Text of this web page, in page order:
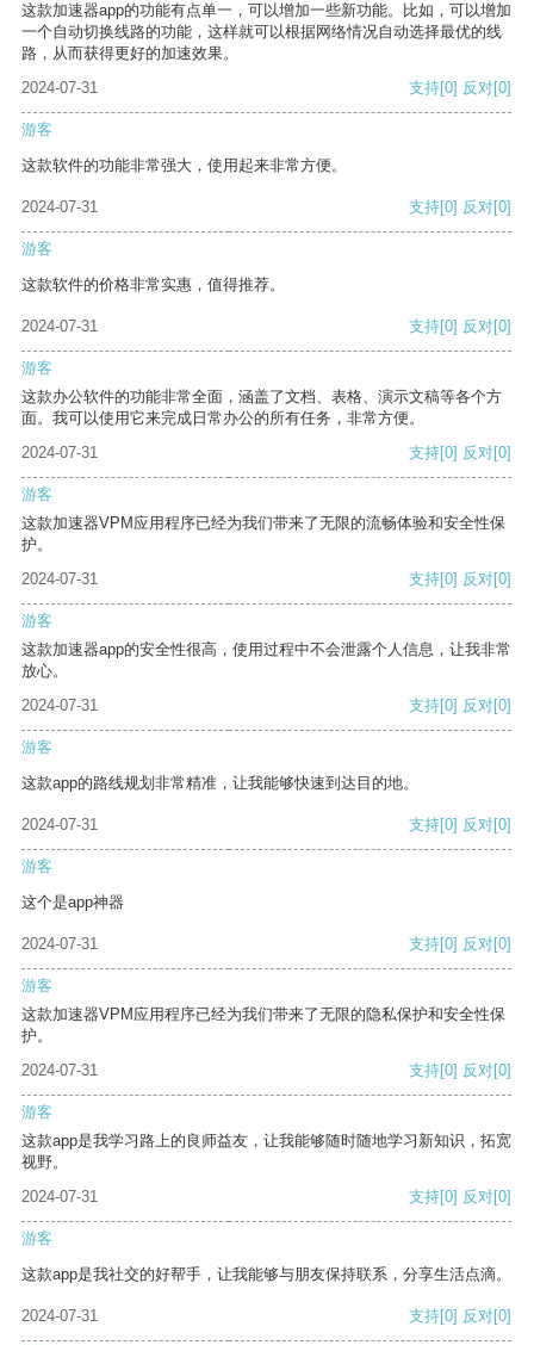
这款加速器app的功能有点单一，可以增加一些新功能。比如，可以增加
一个自动切换线路的功能，这样就可以根据网络情况自动选择最优的线
路，从而获得更好的加速效果。
2024-07-31
支持[0] 反对[0]
游客
这款软件的功能非常强大，使用起来非常方便。
2024-07-31 支持[0] 反对[0]
游客
这款软件的价格非常实惠，值得推荐。
2024-07-31 支持[0] 反对[0]
游客
这款办公软件的功能非常全面，涵盖了文档、表格、演示文稿等各个方
面。我可以使用它来完成日常办公的所有任务，非常方便。
2024-07-31
支持[0] 反对[0]
游客
这款加速器VPM应用程序已经为我们带来了无限的流畅体验和安全性保
护。
2024-07-31
支持[0] 反对[0]
游客
这款加速器app的安全性很高，使用过程中不会泄露个人信息，让我非常
放心。
2024-07-31
支持[0] 反对[0]
游客
这款app的路线规划非常精准，让我能够快速到达目的地。
2024-07-31 支持[0] 反对[0]
游客
这个是app神器
2024-07-31 支持[0] 反对[0]
游客
这款加速器VPM应用程序已经为我们带来了无限的隐私保护和安全性保
护。
2024-07-31
支持[0] 反对[0]
游客
这款app是我学习路上的良师益友，让我能够随时随地学习新知识，拓宽
视野。
2024-07-31
支持[0] 反对[0]
游客
这款app是我社交的好帮手，让我能够与朋友保持联系，分享生活点滴。
2024-07-31 支持[0] 反对[0]